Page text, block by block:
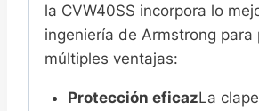
la CVW40SS incorpora lo
ingeniería de Armstrong para
múltiples ventajas:
Protección eficazLa